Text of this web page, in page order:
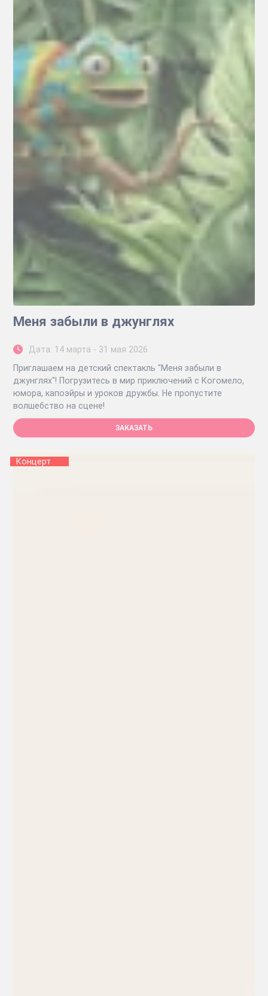
Меня забыли в джунглях
Дата: 14 марта - 31 мая 2026
Приглашаем на детский спектакль "Меня забыли в
джунглях"! Погрузитесь в мир приключений с Когомело,
юмора, капоэйры и уроков дружбы. Не пропустите
волшебство на сцене!
ЗАКАЗАТЬ
Концерт